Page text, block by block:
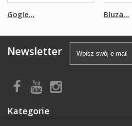
Gogle... Bluza...
Newsletter
Kategorie